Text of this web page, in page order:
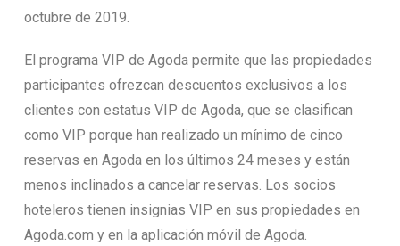
octubre de 2019.
El programa VIP de Agoda permite que las propiedades
participantes ofrezcan descuentos exclusivos a los
clientes con estatus VIP de Agoda, que se clasifican
como VIP porque han realizado un mínimo de cinco
reservas en Agoda en los últimos 24 meses y están
menos inclinados a cancelar reservas. Los socios
hoteleros tienen insignias VIP en sus propiedades en
Agoda.com y en la aplicación móvil de Agoda.